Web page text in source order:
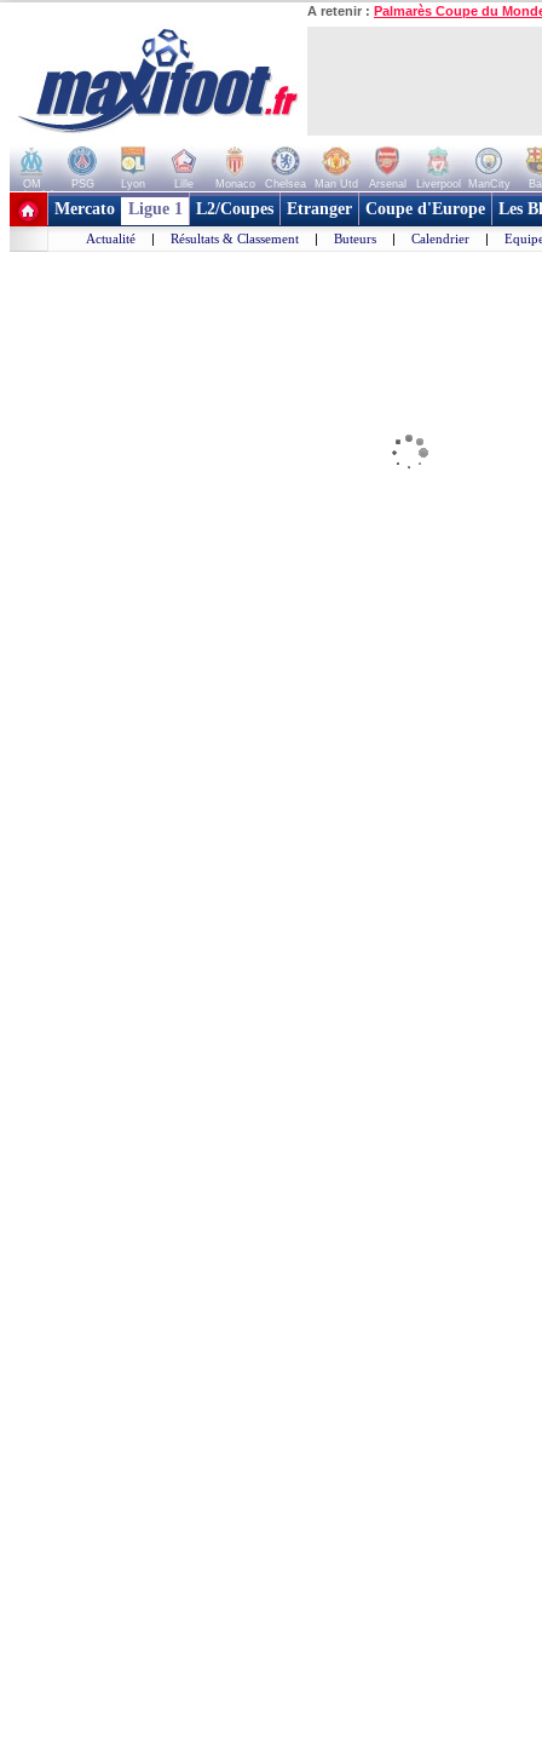
A retenir : Palmarès Coupe du
OM PSG Lyon Lille Monaco Chelsea Man Utd Arsenal Liverpool ManCity
+ de clubs
Mercato Ligue 1 L2/Coupes Etranger Coupe d'Europe Les
Actualité | Résultats & Classement | Buteurs | Calendrier |